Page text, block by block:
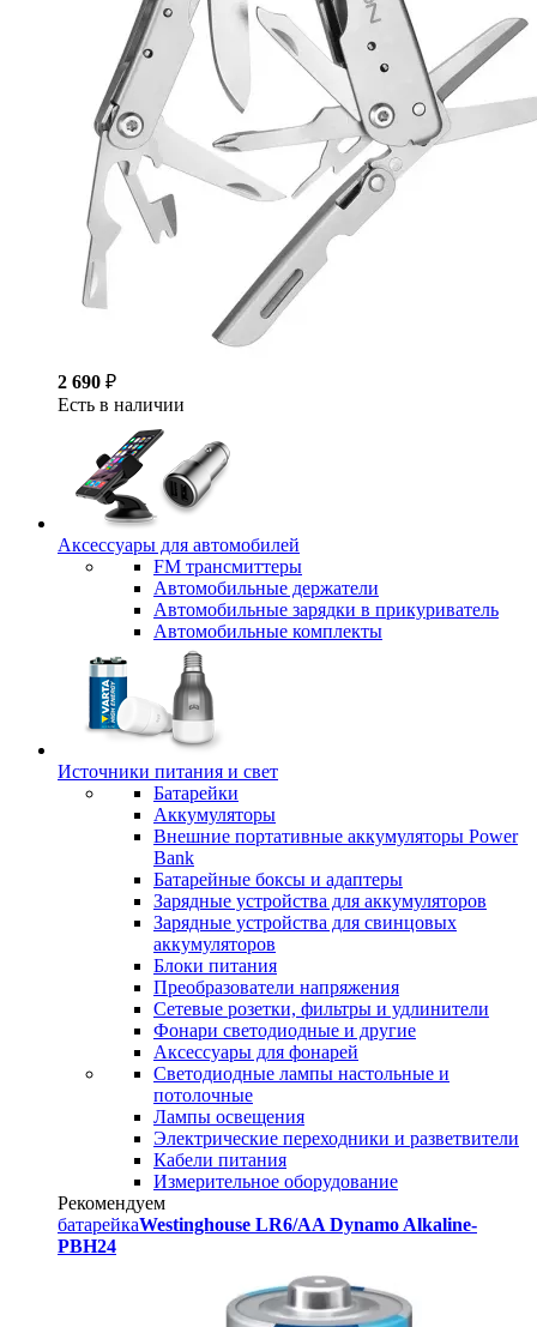
2 690 ₽
Есть в наличии
Аксессуары для автомобилей
FM трансмиттеры
Автомобильные держатели
Автомобильные зарядки в прикуриватель
Автомобильные комплекты
Источники питания и свет
Батарейки
Аккумуляторы
Внешние портативные аккумуляторы Power
Bank
Батарейные боксы и адаптеры
Зарядные устройства для аккумуляторов
Зарядные устройства для свинцовых
аккумуляторов
Блоки питания
Преобразователи напряжения
Сетевые розетки, фильтры и удлинители
Фонари светодиодные и другие
Аксессуары для фонарей
Светодиодные лампы настольные и
потолочные
Лампы освещения
Электрические переходники и разветвители
Кабели питания
Измерительное оборудование
Рекомендуем
батарейкаWestinghouse LR6/AA Dynamo Alkaline-
PBH24